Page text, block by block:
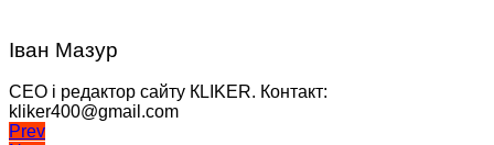
Іван Мазур
CEO і редактор сайту КLIKER. Контакт:
kliker400@gmail.com
Навігація
Prev